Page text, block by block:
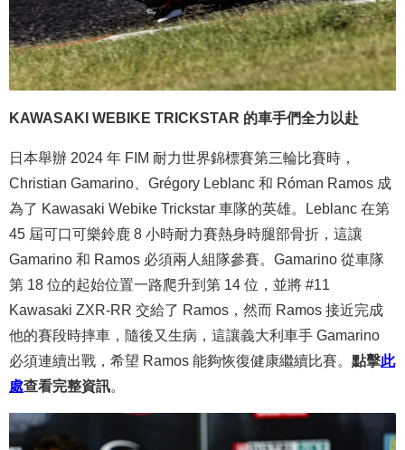
KAWASAKI WEBIKE TRICKSTAR 的車手們全力以赴
日本舉辦 2024 年 FIM 耐力世界錦標賽第三輪比賽時，
Christian Gamarino、Grégory Leblanc 和 Róman Ramos 成
為了 Kawasaki Webike Trickstar 車隊的英雄。Leblanc 在第
45 屆可口可樂鈴鹿 8 小時耐力賽熱身時腿部骨折，這讓
Gamarino 和 Ramos 必須兩人組隊參賽。Gamarino 從車隊
第 18 位的起始位置一路爬升到第 14 位，並將 #11
Kawasaki ZXR-RR 交給了 Ramos，然而 Ramos 接近完成
他的賽段時摔車，隨後又生病，這讓義大利車手 Gamarino
必須連續出戰，希望 Ramos 能夠恢復健康繼續比賽。 點擊此
處查看完整資訊